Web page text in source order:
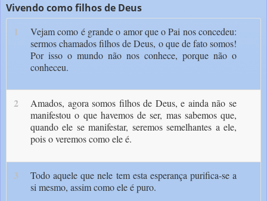
Vivendo como filhos de Deus
1
Vejam como é grande o amor que o Pai nos concedeu:
sermos chamados filhos de Deus, o que de fato somos!
Por isso o mundo não nos conhece, porque não o
conheceu.
2
Amados, agora somos filhos de Deus, e ainda não se
manifestou o que havemos de ser, mas sabemos que,
quando ele se manifestar, seremos semelhantes a ele,
pois o veremos como ele é.
3
Todo aquele que nele tem esta esperança purifica-se a
si mesmo, assim como ele é puro.